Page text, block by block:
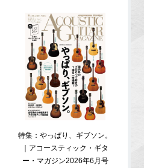
特集：やっぱり、ギブソン。
｜アコースティック・ギタ
ー・マガジン2026年6月号